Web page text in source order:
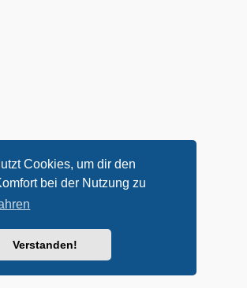
Cookies, um dir den
bei der Nutzung zu
Verstanden!